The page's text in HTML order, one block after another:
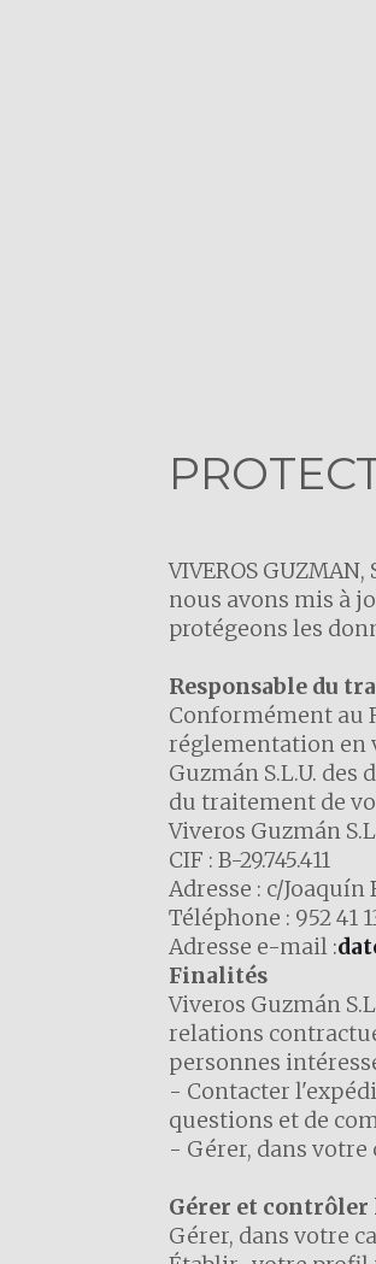
VIVEROS
nous avons mis à
protégeons les
Responsable du
Conformément au
réglementation en
Guzmán S.L.U.
du traitement de
Viveros Guzmán
CIF : B-29.745.411
Adresse : c/
Téléphone : 952 41
Adresse e-mail :
Finalités
Viveros Guzmán
relations
personnes
- Contacter
questions et de
- Gérer, dans
Gérer et contrôler
Gérer, dans votre